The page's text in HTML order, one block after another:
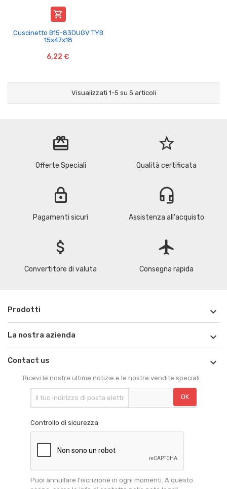

Cuscinetto B15-83DUGV TYB
15x47x18
6,22 €
Visualizzati 1-5 su 5 articoli
redeem
Offerte Speciali
star_border
Qualità certificata
lock
Pagamenti sicuri
headset_mic
Assistenza all'acquisto
attach_money
Convertitore di valuta
flight
Consegna rapida
Prodotti 
La nostra azienda 
Contact us 
Ricevi le nostre ultime notizie e le nostre vendite speciali
Controllo di sicurezza
Puoi annullare l'iscrizione in ogni momenti. A questo